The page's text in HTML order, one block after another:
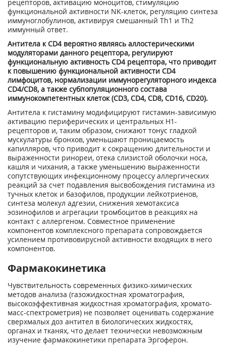
рецепторов, активацию моноцитов, стимуляцию
функциональной активности NK-клеток, регуляцию синтеза
иммуноглобулинов, активируя смешанный Th1 и Th2
иммунный ответ.
Антитела к CD4 вероятно являясь аллостерическими
модуляторами данного рецептора, регулируют
функциональную активность CD4 рецептора, что приводит
к повышению функциональной активности CD4
лимфоцитов, нормализации иммунорегуляторного индекса
CD4/CD8, а также субпопуляционного состава
иммунокомпетентных клеток (CD3, CD4, CD8, CD16, CD20).
Антитела к гистамину модифицируют гистамин-зависимую
активацию периферических и центральных Н1-
рецепторов и, таким образом, снижают тонус гладкой
мускулатуры бронхов, уменьшают проницаемость
капилляров, что приводит к сокращению длительности и
выраженности ринореи, отека слизистой оболочки носа,
кашля и чихания, а также уменьшению выраженности
сопутствующих инфекционному процессу аллергических
реакций за счет подавления высвобождения гистамина из
тучных клеток и базофилов, продукции лейкотриенов,
синтеза молекул адгезии, снижения хемотаксиса
эозинофилов и агрегации тромбоцитов в реакциях на
контакт с аллергеном. Совместное применение
компонентов комплексного препарата сопровождается
усилением противовирусной активности входящих в него
компонентов.
Фармакокинетика
Чувствительность современных физико-химических
методов анализа (газожидкостная хроматография,
высокоэффективная жидкостная хроматография, хромато-
масс-спектрометрия) не позволяет оценивать содержание
сверхмалых доз антител в биологических жидкостях,
органах и тканях, что делает технически невозможным
изучение фармакокинетики препарата Эргоферон.